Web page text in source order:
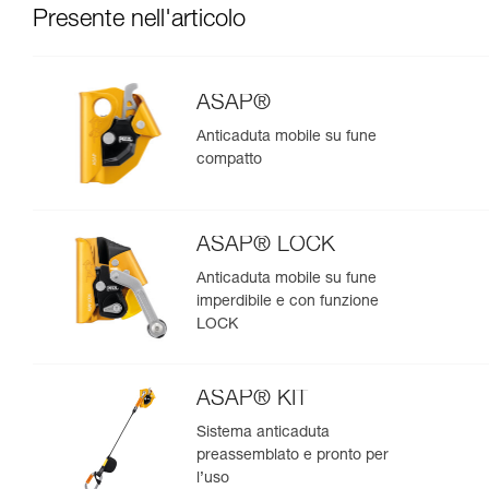
Presente nell'articolo
ASAP®
Anticaduta mobile su fune
compatto
ASAP® LOCK
Anticaduta mobile su fune
imperdibile e con funzione
LOCK
ASAP® KIT
Sistema anticaduta
preassemblato e pronto per
l’uso